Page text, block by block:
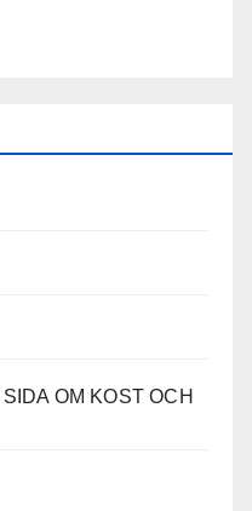
OM KOST OCH